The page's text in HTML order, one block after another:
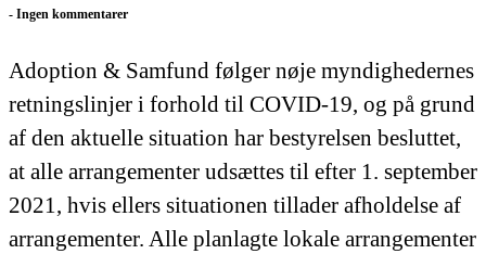
- Ingen kommentarer
Adoption & Samfund følger nøje myndighedernes
retningslinjer i forhold til COVID-19, og på grund
af den aktuelle situation har bestyrelsen besluttet,
at alle arrangementer udsættes til efter 1. september
2021, hvis ellers situationen tillader afholdelse af
arrangementer. Alle planlagte lokale arrangementer